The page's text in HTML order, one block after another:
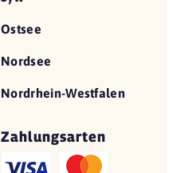
Ostsee
Nordsee
Nordrhein-Westfalen
Zahlungsarten